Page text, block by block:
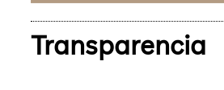
Transparencia